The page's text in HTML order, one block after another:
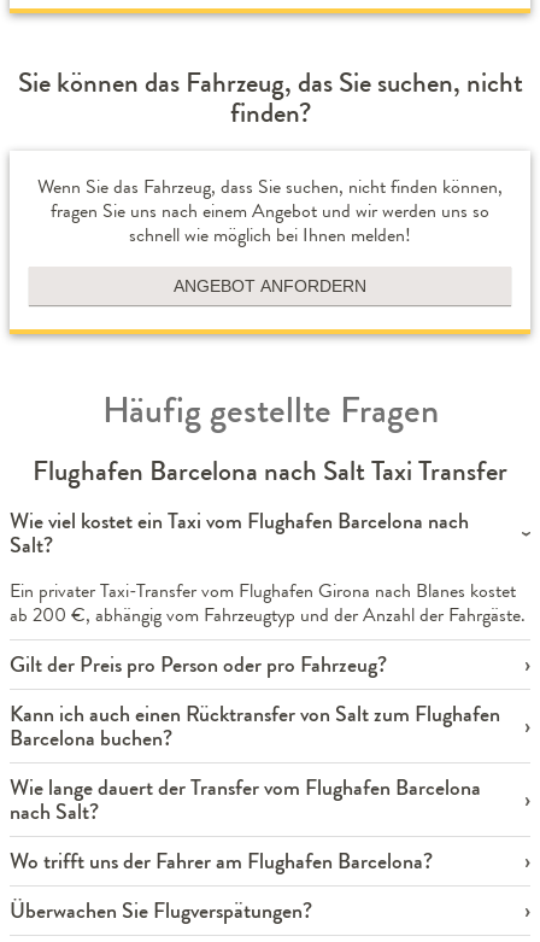
Sie können das Fahrzeug, das Sie suchen, nicht
finden?
Wenn Sie das Fahrzeug, dass Sie suchen, nicht finden können,
fragen Sie uns nach einem Angebot und wir werden uns so
schnell wie möglich bei Ihnen melden!
ANGEBOT ANFORDERN
Häufig gestellte Fragen
Flughafen Barcelona nach Salt Taxi Transfer
Wie viel kostet ein Taxi vom Flughafen Barcelona nach
Salt?
Ein privater Taxi-Transfer vom Flughafen Girona nach Blanes kostet
ab 200 €, abhängig vom Fahrzeugtyp und der Anzahl der Fahrgäste.
Gilt der Preis pro Person oder pro Fahrzeug?
Kann ich auch einen Rücktransfer von Salt zum Flughafen
Barcelona buchen?
Wie lange dauert der Transfer vom Flughafen Barcelona
nach Salt?
Wo trifft uns der Fahrer am Flughafen Barcelona?
Überwachen Sie Flugverspätungen?